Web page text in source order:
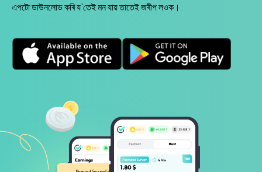
এপটো ডাউনলোড কৰি য’তেই মন যায় তাতেই জৰীপ লওক।